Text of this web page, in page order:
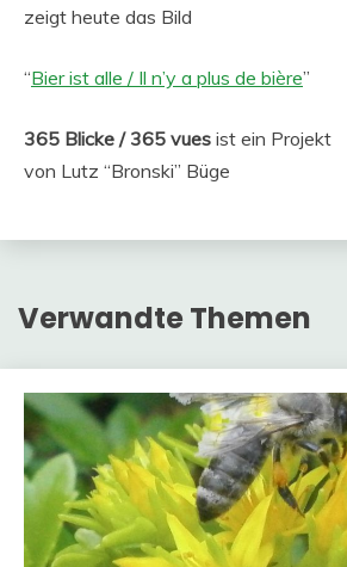
zeigt heute das Bild
“Bier ist alle / Il n’y a plus de bière”
365 Blicke / 365 vues ist ein Projekt
von Lutz “Bronski” Büge
Verwandte Themen